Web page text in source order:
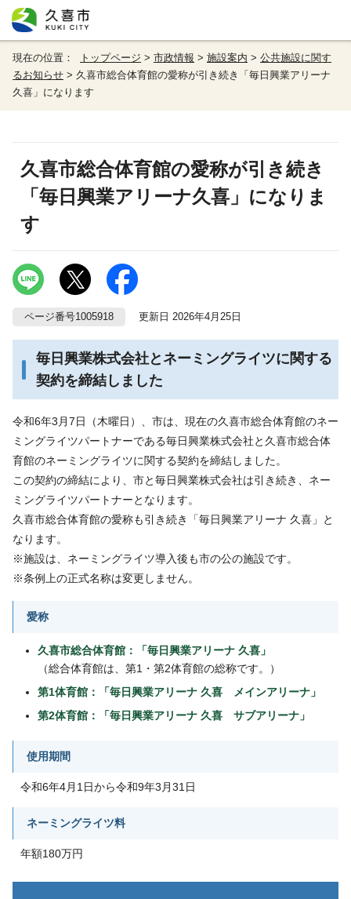
現在の位置： トップページ > 市政情報 > 施設案内 > 公共施設に関す
るお知らせ > 久喜市総合体育館の愛称が引き続き「毎日興業アリーナ
久喜」になります
久喜市総合体育館の愛称が引き続き
「毎日興業アリーナ久喜」になりま
す
ページ番号1005918 更新日 2026年4月25日
毎日興業株式会社とネーミングライツに関する
契約を締結しました
令和6年3月7日（木曜日）、市は、現在の久喜市総合体育館のネー
ミングライツパートナーである毎日興業株式会社と久喜市総合体
育館のネーミングライツに関する契約を締結しました。
この契約の締結により、市と毎日興業株式会社は引き続き、ネー
ミングライツパートナーとなります。
久喜市総合体育館の愛称も引き続き「毎日興業アリーナ 久喜」と
なります。
※施設は、ネーミングライツ導入後も市の公の施設です。
※条例上の正式名称は変更しません。
愛称
久喜市総合体育館：「毎日興業アリーナ 久喜」
（総合体育館は、第1・第2体育館の総称です。）
第1体育館：「毎日興業アリーナ 久喜 メインアリーナ」
第2体育館：「毎日興業アリーナ 久喜 サブアリーナ」
使用期間
令和6年4月1日から令和9年3月31日
ネーミングライツ料
年額180万円